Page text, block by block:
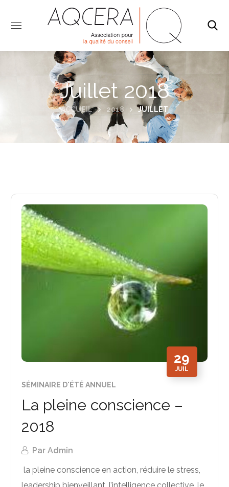
Juillet 2018
ACCUEIL 2018 JUILLET
29
JUIL
SÉMINAIRE D'ÉTÉ ANNUEL
La pleine conscience –
2018
ParAdmin
la pleine conscience en action, réduire le stress,